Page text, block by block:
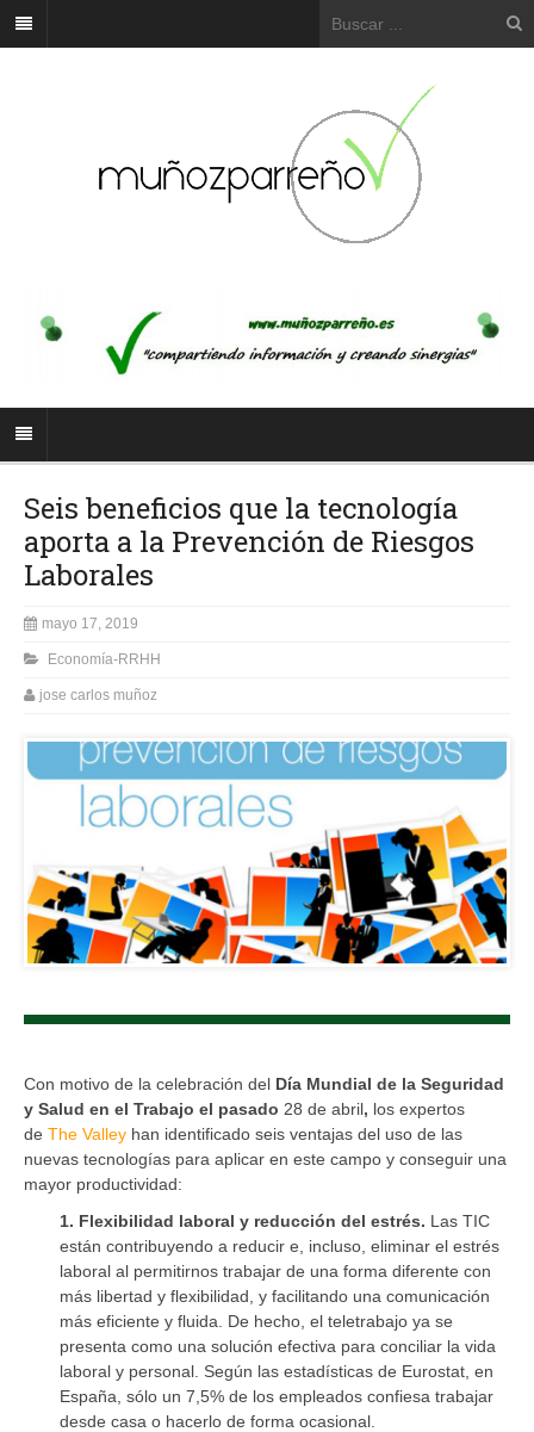
Seis beneficios que la tecnología
aporta a la Prevención de Riesgos
Laborales
mayo 17, 2019
Economía-RRHH
jose carlos muñoz
Con motivo de la celebración del Día Mundial de la Seguridad
y Salud en el Trabajo el pasado 28 de abril, los expertos
de The Valley han identificado seis ventajas del uso de las
nuevas tecnologías para aplicar en este campo y conseguir una
mayor productividad:
1. Flexibilidad laboral y reducción del estrés. Las TIC
están contribuyendo a reducir e, incluso, eliminar el estrés
laboral al permitirnos trabajar de una forma diferente con
más libertad y flexibilidad, y facilitando una comunicación
más eficiente y fluida. De hecho, el teletrabajo ya se
presenta como una solución efectiva para conciliar la vida
laboral y personal. Según las estadísticas de Eurostat, en
España, sólo un 7,5% de los empleados confiesa trabajar
desde casa o hacerlo de forma ocasional.